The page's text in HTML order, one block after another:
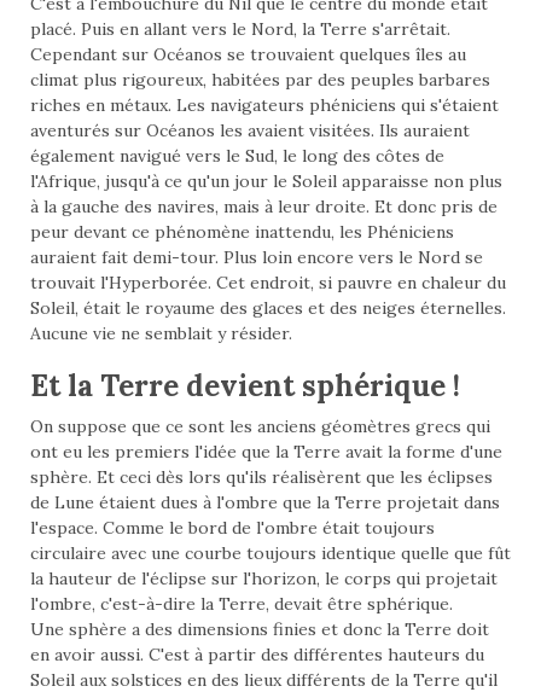
placé. Puis en allant vers le Nord, la Terre s'arrêtait.
Cependant sur Océanos se trouvaient quelques îles au
climat plus rigoureux, habitées par des peuples barbares
riches en métaux. Les navigateurs phéniciens qui s'étaient
aventurés sur Océanos les avaient visitées. Ils auraient
également navigué vers le Sud, le long des côtes de
l'Afrique, jusqu'à ce qu'un jour le Soleil apparaisse non plus
à la gauche des navires, mais à leur droite. Et donc pris de
peur devant ce phénomène inattendu, les Phéniciens
auraient fait demi-tour. Plus loin encore vers le Nord se
trouvait l'Hyperborée. Cet endroit, si pauvre en chaleur du
Soleil, était le royaume des glaces et des neiges éternelles.
Aucune vie ne semblait y résider.
Et la Terre devient sphérique !
On suppose que ce sont les anciens géomètres grecs qui
ont eu les premiers l'idée que la Terre avait la forme d'une
sphère. Et ceci dès lors qu'ils réalisèrent que les éclipses
de Lune étaient dues à l'ombre que la Terre projetait dans
l'espace. Comme le bord de l'ombre était toujours
circulaire avec une courbe toujours identique quelle que fût
la hauteur de l'éclipse sur l'horizon, le corps qui projetait
l'ombre, c'est-à-dire la Terre, devait être sphérique.
Une sphère a des dimensions finies et donc la Terre doit
en avoir aussi. C'est à partir des différentes hauteurs du
Soleil aux solstices en des lieux différents de la Terre qu'il